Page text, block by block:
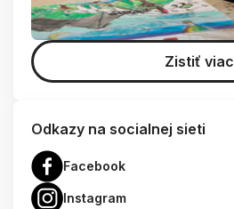
Zistiť viac
Odkazy na socialnej sieti
Facebook
Instagram